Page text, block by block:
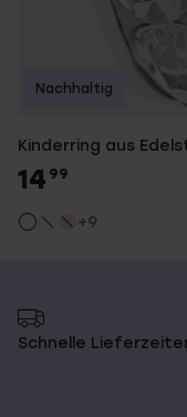
Kinderring aus
14 99
+9
Nachhaltig
Schnelle